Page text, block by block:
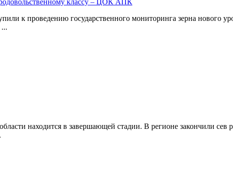
к проведению государственного мониторинга зерна нового
находится в завершающей стадии. В регионе закончили сев